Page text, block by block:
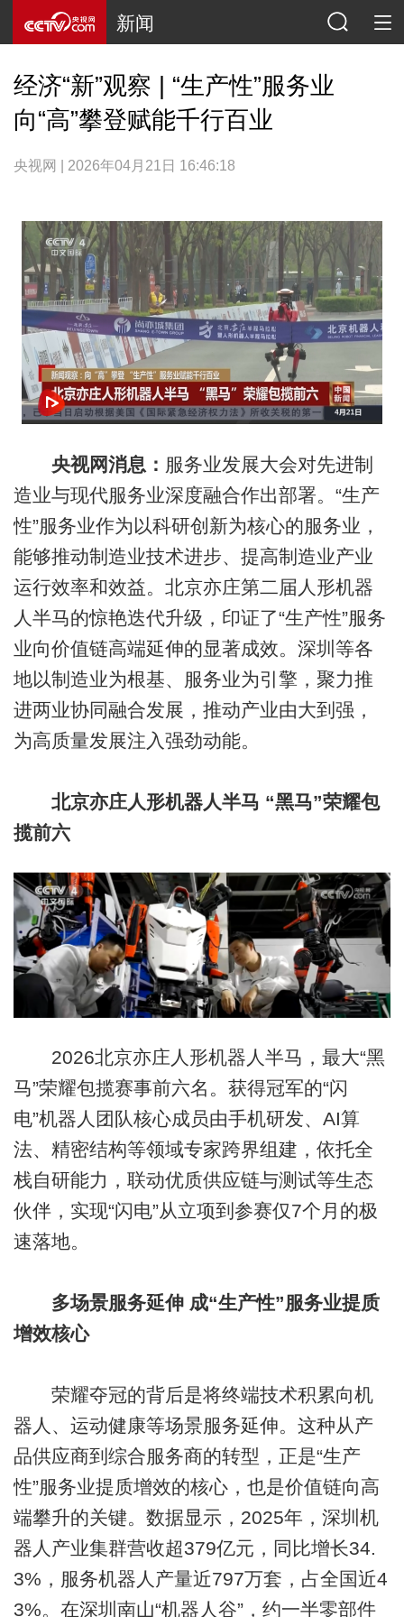
新闻
经济“新”观察 | “生产性”服务业
向“高”攀登赋能千行百业
央视网 | 2026年04月21日 16:46:18
央视网消息： 服务业发展大会对先进制
造业与现代服务业深度融合作出部署。“生产
性”服务业作为以科研创新为核心的服务业，
能够推动制造业技术进步、提高制造业产业
运行效率和效益。北京亦庄第二届人形机器
人半马的惊艳迭代升级，印证了“生产性”服务
业向价值链高端延伸的显著成效。深圳等各
地以制造业为根基、服务业为引擎，聚力推
进两业协同融合发展，推动产业由大到强，
为高质量发展注入强劲动能。
北京亦庄人形机器人半马 “黑马”荣耀包
揽前六
2026北京亦庄人形机器人半马，最大“黑
马”荣耀包揽赛事前六名。获得冠军的“闪
电”机器人团队核心成员由手机研发、AI算
法、精密结构等领域专家跨界组建，依托全
栈自研能力，联动优质供应链与测试等生态
伙伴，实现“闪电”从立项到参赛仅7个月的极
速落地。
多场景服务延伸 成“生产性”服务业提质
增效核心
荣耀夺冠的背后是将终端技术积累向机
器人、运动健康等场景服务延伸。这种从产
品供应商到综合服务商的转型，正是“生产
性”服务业提质增效的核心，也是价值链向高
端攀升的关键。数据显示，2025年，深圳机
器人产业集群营收超379亿元，同比增长34.
3%，服务机器人产量近797万套，占全国近4
3%。在深圳南山“机器人谷”，约一半零部件